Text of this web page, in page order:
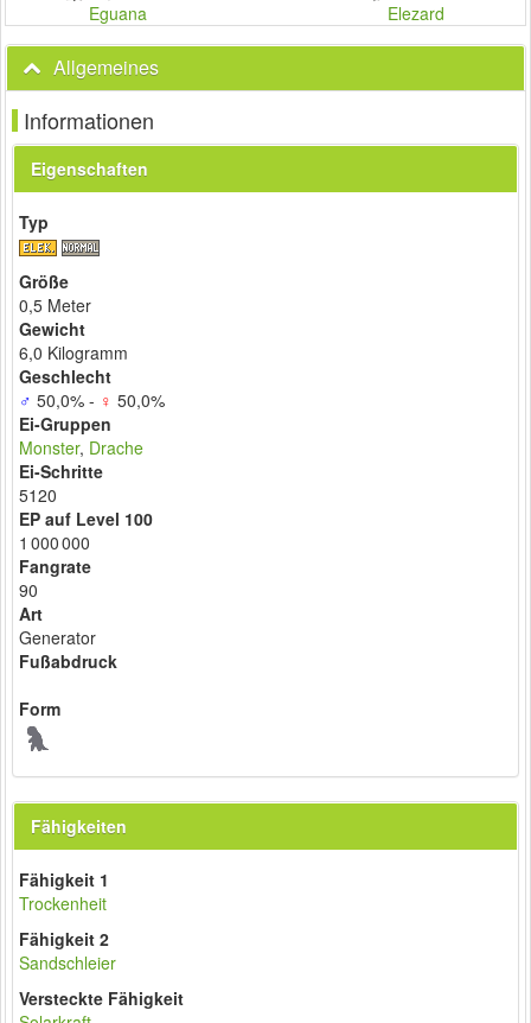
Eguana
Elezard
Allgemeines
Informationen
Eigenschaften
Typ
Größe
0,5 Meter
Gewicht
6,0 Kilogramm
Geschlecht
♂ 50,0% - ♀ 50,0%
Ei-Gruppen
Monster, Drache
Ei-Schritte
5120
EP auf Level 100
1 000 000
Fangrate
90
Art
Generator
Fußabdruck
Form
Fähigkeiten
Fähigkeit 1
Trockenheit
Fähigkeit 2
Sandschleier
Versteckte Fähigkeit